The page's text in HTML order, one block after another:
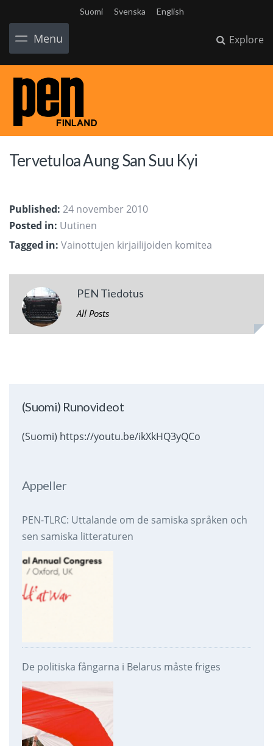
Suomi Svenska English
Menu Explore
Tervetuloa Aung San Suu Kyi
Published: 24 november 2010
Posted in: Uutinen
Tagged in: Vainottujen kirjailijoiden komitea
PEN Tiedotus
All Posts
(Suomi) Runovideot
(Suomi) https://youtu.be/ikXkHQ3yQCo
Appeller
PEN-TLRC: Uttalande om de samiska språken och
sen samiska litteraturen
De politiska fångarna i Belarus måste friges